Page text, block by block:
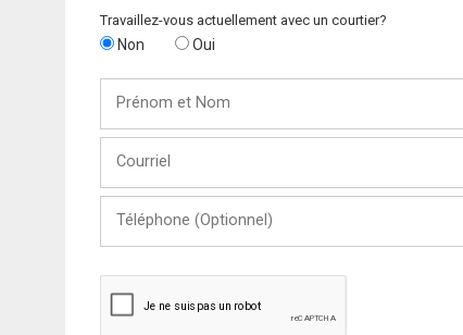
Travaillez-vous actuellement avec un courtier?
Non Oui
Nom
(Optionnel)